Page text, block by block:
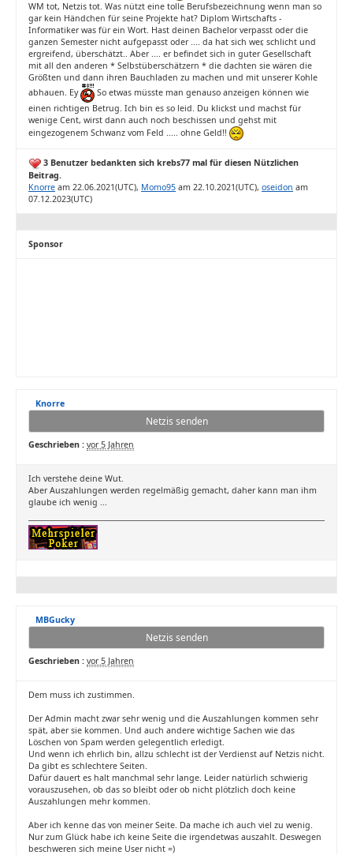
WM tot, Netzis tot. Was nützt eine tolle Berufsbezeichnung wenn man so
gar kein Händchen für seine Projekte hat? Diplom Wirtschafts -
Informatiker was für ein Wort. Hast deinen Bachelor verpasst oder die
ganzen Semester nicht aufgepasst oder .... da hat sich wer, schlicht und
ergreifend, überschätzt.. Aber .... er befindet sich in guter Gesellschaft
mit all den anderen * Selbstüberschätzern * die dachten sie wären die
Größten und dann ihren Bauchladen zu machen und mit unserer Kohle
abhauen. Ey
So etwas müsste man genauso anzeigen können wie
einen richtigen Betrug. Ich bin es so leid. Du klickst und machst für
wenige Cent, wirst dann auch noch beschissen und gehst mit
eingezogenem Schwanz vom Feld ..... ohne Geld!!
3 Benutzer bedankten sich krebs77 mal für diesen Nützlichen
Beitrag.
Knorre am 22.06.2021(UTC), Momo95 am 22.10.2021(UTC), oseidon am
07.12.2023(UTC)
Sponsor
Knorre
Netzis senden
Geschrieben : vor 5 Jahren
Ich verstehe deine Wut.
Aber Auszahlungen werden regelmäßig gemacht, daher kann man ihm
glaube ich wenig ...
MBGucky
Netzis senden
Geschrieben : vor 5 Jahren
Dem muss ich zustimmen.
Der Admin macht zwar sehr wenig und die Auszahlungen kommen sehr
spät, aber sie kommen. Und auch andere wichtige Sachen wie das
Löschen von Spam werden gelegentlich erledigt.
Und wenn ich ehrlich bin, allzu schlecht ist der Verdienst auf Netzis nicht.
Da gibt es schlechtere Seiten.
Dafür dauert es halt manchmal sehr lange. Leider natürlich schwierig
vorauszusehen, ob das so bleibt oder ob nicht plötzlich doch keine
Auszahlungen mehr kommen.
Aber ich kenne das von meiner Seite. Da mache ich auch viel zu wenig.
Nur zum Glück habe ich keine Seite die irgendetwas auszahlt. Deswegen
beschweren sich meine User nicht =)